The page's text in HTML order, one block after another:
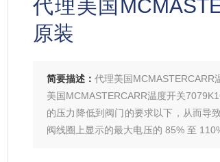
代理美国
原装
简要描述： 代理美国MCMASTERCARR
美国MCMASTERCARR温度开关
的压力降低到阀门的要求以下，从而导
阀线圈上显示的最大电压的 85% 至